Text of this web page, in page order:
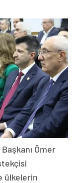
Ömer
ülkelerin